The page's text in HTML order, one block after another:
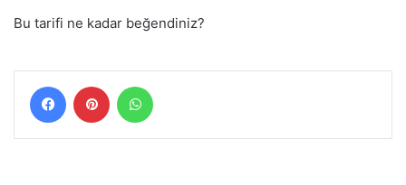
Bu tarifi ne kadar beğendiniz?
FacebookPinterest